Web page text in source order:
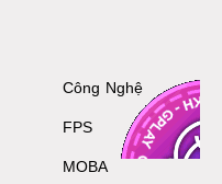
Công Nghệ
FPS
MOBA